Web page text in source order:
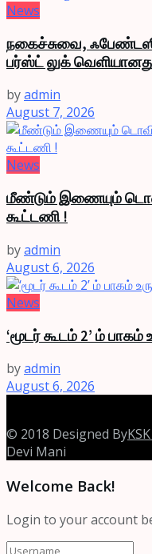
News
நகைச்சுவை,
பர்ஸ்ட் லுக்
byadmin
August 7, 2026
News
மீண்டும் இணையும்
கூட்டணி !
byadmin
August 6, 2026
News
‘மூடர் கூடம் 2’ ம் பாகம்
byadmin
August 6, 2026
© 2018 Designed By
Devi Mani
Welcome Back!
Login to your account